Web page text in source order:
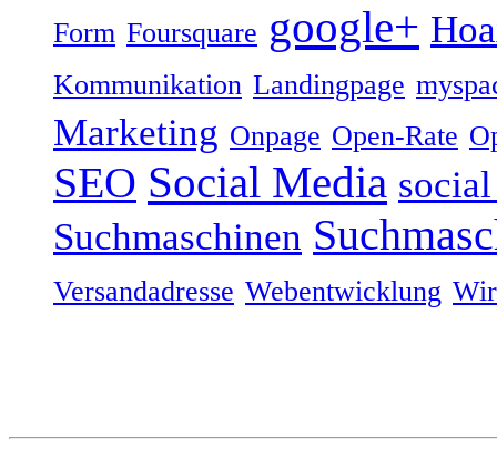
Form Foursquare google+
Kommunikation Landingpage
Marketing Onpage Open-Rate
SEO Social Media
Suchmaschinen
Versandadresse Webentwicklung